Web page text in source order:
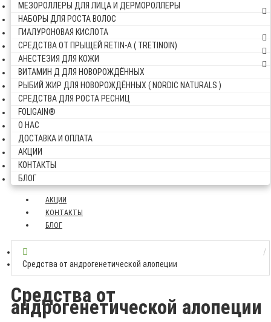
МЕЗОРОЛЛЕРЫ ДЛЯ ЛИЦА И ДЕРМОРОЛЛЕРЫ
НАБОРЫ ДЛЯ РОСТА ВОЛОС
ГИАЛУРОНОВАЯ КИСЛОТА
СРЕДСТВА ОТ ПРЫЩЕЙ RETIN-A ( TRETINOIN)
АНЕСТЕЗИЯ ДЛЯ КОЖИ
ВИТАМИН Д ДЛЯ НОВОРОЖДЁННЫХ
РЫБИЙ ЖИР ДЛЯ НОВОРОЖДЁННЫХ ( NORDIC NATURALS )
СРЕДСТВА ДЛЯ РОСТА РЕСНИЦ
FOLIGAIN®
О НАС
ДОСТАВКА И ОПЛАТА
АКЦИИ
КОНТАКТЫ
БЛОГ
АКЦИИ
КОНТАКТЫ
БЛОГ
Средства от андрогенетической алопеции
Средства от
андрогенетической алопеции